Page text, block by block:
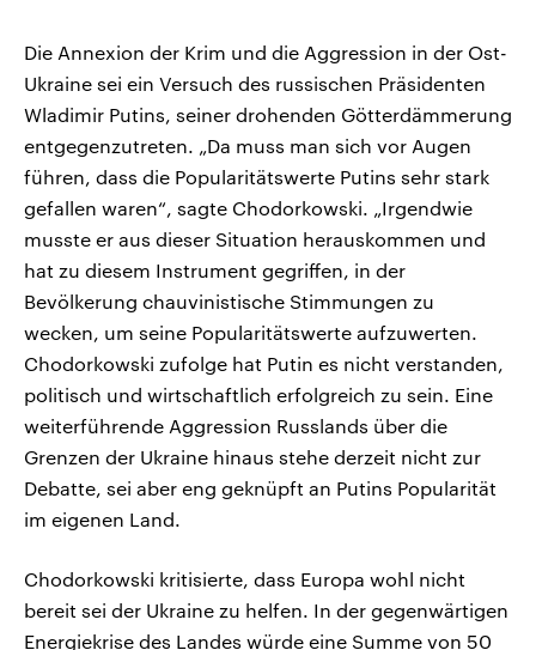
Die Annexion der Krim und die Aggression in der Ost-
Ukraine sei ein Versuch des russischen Präsidenten
Wladimir Putins, seiner drohenden Götterdämmerung
entgegenzutreten. „Da muss man sich vor Augen
führen, dass die Popularitätswerte Putins sehr stark
gefallen waren“, sagte Chodorkowski. „Irgendwie
musste er aus dieser Situation herauskommen und
hat zu diesem Instrument gegriffen, in der
Bevölkerung chauvinistische Stimmungen zu
wecken, um seine Popularitätswerte aufzuwerten.
Chodorkowski zufolge hat Putin es nicht verstanden,
politisch und wirtschaftlich erfolgreich zu sein. Eine
weiterführende Aggression Russlands über die
Grenzen der Ukraine hinaus stehe derzeit nicht zur
Debatte, sei aber eng geknüpft an Putins Popularität
im eigenen Land.
Chodorkowski kritisierte, dass Europa wohl nicht
bereit sei der Ukraine zu helfen. In der gegenwärtigen
Energiekrise des Landes würde eine Summe von 50